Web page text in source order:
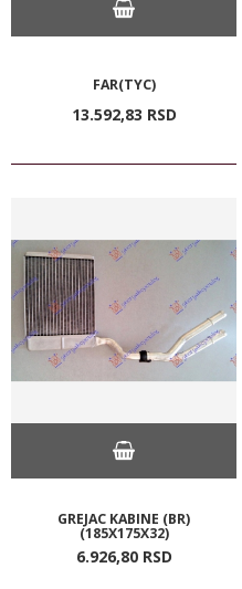
FAR(TYC)
13.592,83 RSD
GREJAC KABINE (BR)
(185X175X32)
6.926,80 RSD